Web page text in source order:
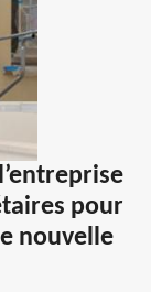
pour
nouvelle